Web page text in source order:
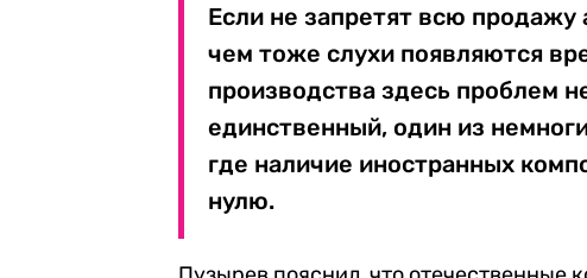
Если не запретят всю продажу
чем тоже слухи появляются
производства здесь проблем
единственный, один из
где наличие иностранных
нулю.